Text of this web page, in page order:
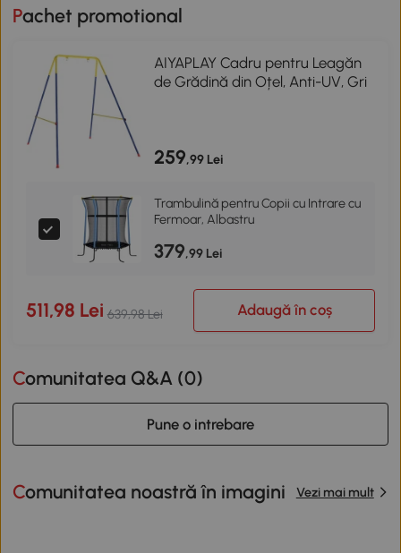
Pachet promotional
AIYAPLAY Cadru pentru Leagăn
de Grădină din Oțel, Anti-UV, Gri
259,99 Lei
Trambulină pentru Copii cu Intrare cu
Fermoar, Albastru
379,99 Lei
511,98 Lei 639,98 Lei Adaugă în coș
Comunitatea Q&A (0)
Pune o intrebare
Comunitatea noastră în imagini Vezi mai mult